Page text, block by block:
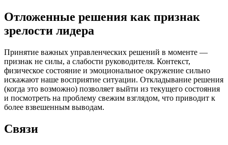
Отложенные решения как признак
зрелости лидера
Принятие важных управленческих решений в моменте —
признак не силы, а слабости руководителя. Контекст,
физическое состояние и эмоциональное окружение сильно
искажают наше восприятие ситуации. Откладывание решения
(когда это возможно) позволяет выйти из текущего состояния
и посмотреть на проблему свежим взглядом, что приводит к
более взвешенным выводам.
Связи